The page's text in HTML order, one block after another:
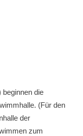
die
(Für den
der
zum